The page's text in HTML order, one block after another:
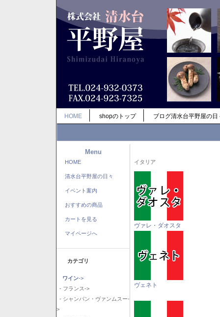
HOME shopのトップ ブログ清水台平野屋の日
Menu
HOME
清水台平野屋の日々
イベント案内
おすすめの商品
カートを見る
マイページへ
カテゴリ
ワイン->
- フランス->
- シャンパン・ヴァンムスー-
>
イタリア
ヴァレ・ダオスタ
ヴェネト